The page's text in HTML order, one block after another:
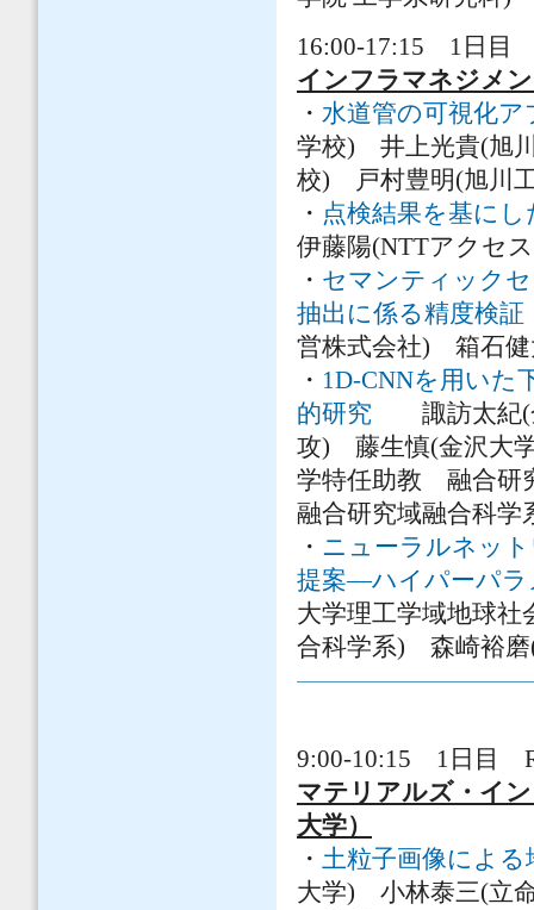
16:00-17:15 1日目
インフラマネジメ
・ 水道管の可視化
学校) 井上光貴(旭
校) 戸村豊明(旭川
・ 点検結果を基に
伊藤陽(NTTアクセ
・ セマンティック
抽出に係る精度検証
営株式会社) 箱石健
・ 1D-CNNを用いた
的研究 諏訪太紀(
攻) 藤生慎(金沢大
学特任助教 融合研
融合研究域融合科学
・ ニューラルネッ
提案―ハイパーパ
大学理工学域地球
合科学系) 森崎裕磨
9:00-10:15 1日目
マテリアルズ・
大学）
・ 土粒子画像によ
大学) 小林泰三(立